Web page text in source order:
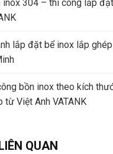
inox 304 – thi công lắp
lắp đặt bể inox lắp
bồn inox theo kích
từ Việt Anh VATANK
QUAN